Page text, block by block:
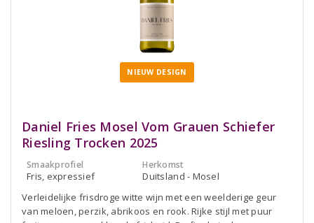
NIEUW DESIGN
Daniel Fries Mosel Vom Grauen Schiefer
Riesling Trocken 2025
Smaakprofiel
Fris, expressief
Herkomst
Duitsland - Mosel
Verleidelijke frisdroge witte wijn met een weelderige geur
van meloen, perzik, abrikoos en rook. Rijke stijl met puur